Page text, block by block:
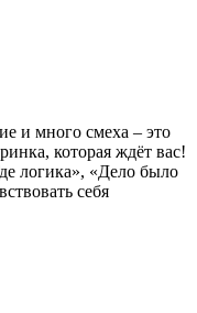
и много смеха – это
которая ждёт вас!
логика», «Дело было
себя